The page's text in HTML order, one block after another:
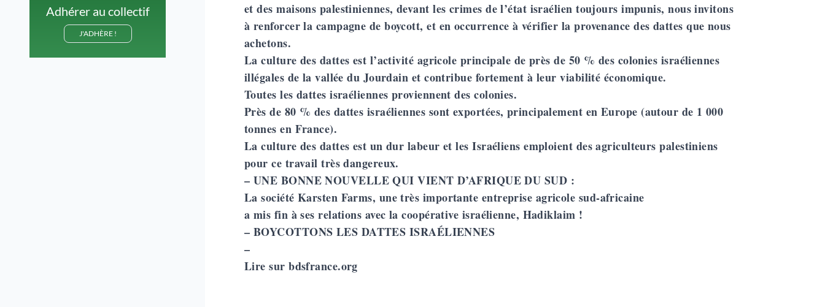
Adhérer au collectif
J'ADHÈRE !
et des maisons palestiniennes, devant les crimes de l’état israélien toujours impunis, nous invitons
à renforcer la campagne de boycott, et en occurrence à vérifier la provenance des dattes que nous
achetons.
La culture des dattes est l’activité agricole principale de près de 50 % des colonies israéliennes
illégales de la vallée du Jourdain et contribue fortement à leur viabilité économique.
Toutes les dattes israéliennes proviennent des colonies.
Près de 80 % des dattes israéliennes sont exportées, principalement en Europe (autour de 1 000
tonnes en France).
La culture des dattes est un dur labeur et les Israéliens emploient des agriculteurs palestiniens
pour ce travail très dangereux.
– UNE BONNE NOUVELLE QUI VIENT D’AFRIQUE DU SUD :
La société Karsten Farms, une très importante entreprise agricole sud-africaine
a mis fin à ses relations avec la coopérative israélienne, Hadiklaim !
– BOYCOTTONS LES DATTES ISRAÉLIENNES
–
Lire sur bdsfrance.org